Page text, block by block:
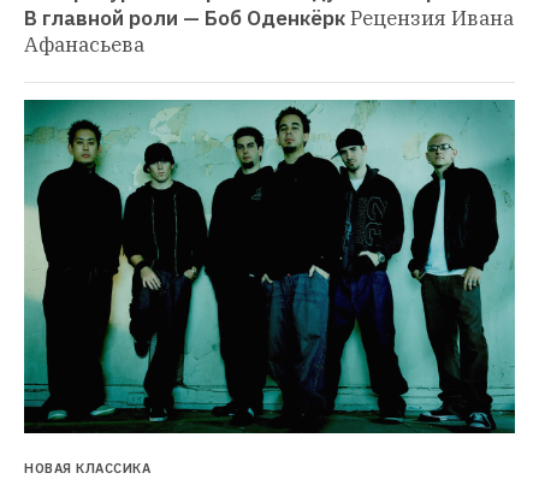
В главной роли — Боб ОденкёркРецензия Ивана
Афанасьева
НОВАЯ КЛАССИКА